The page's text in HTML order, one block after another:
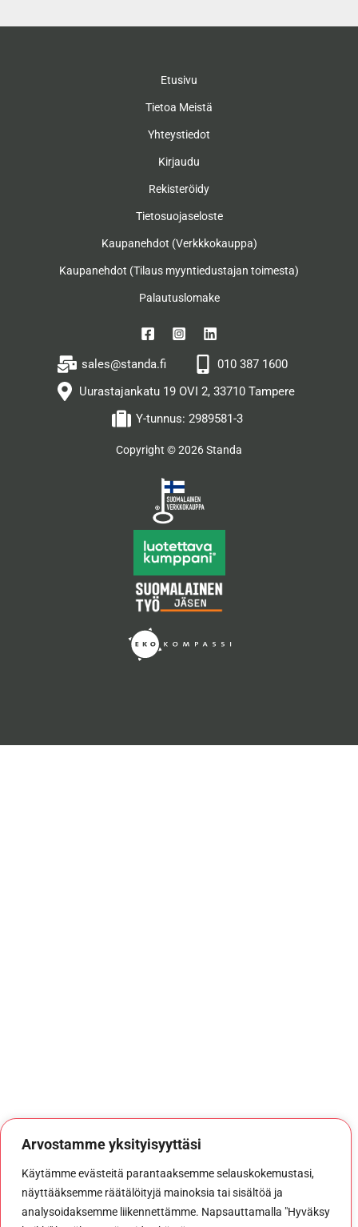
Arvostamme yksityisyyttäsi
Käytämme evästeitä parantaaksemme selauskokemustasi,
näyttääksemme räätälöityjä mainoksia tai sisältöä ja
analysoidaksemme liikennettämme. Napsauttamalla "Hyväksy
Etusivu
Tietoa Meistä
Yhteystiedot
Kirjaudu
Rekisteröidy
Tietosuojaseloste
Kaupanehdot (Verkkkokauppa)
Kaupanehdot (Tilaus myyntiedustajan toimesta)
Palautuslomake
sales@standa.fi
010 387 1600
Uurastajankatu 19 OVI 2, 33710 Tampere
Y-tunnus: 2989581-3
Copyright © 2026 Standa